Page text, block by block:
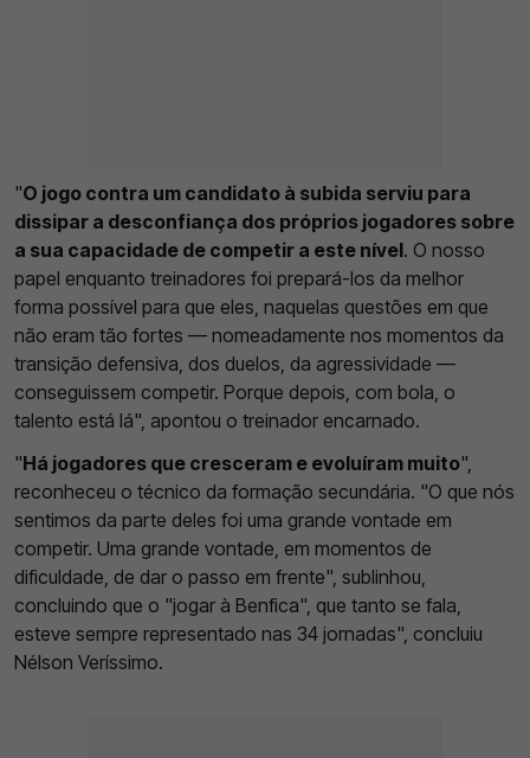
"O jogo contra um candidato à subida serviu para
dissipar a desconfiança dos próprios jogadores sobre
a sua capacidade de competir a este nível. O nosso
papel enquanto treinadores foi prepará-los da melhor
forma possível para que eles, naquelas questões em que
não eram tão fortes — nomeadamente nos momentos da
transição defensiva, dos duelos, da agressividade —
conseguissem competir. Porque depois, com bola, o
talento está lá", apontou o treinador encarnado.
"Há jogadores que cresceram e evoluíram muito",
reconheceu o técnico da formação secundária. "O que nós
sentimos da parte deles foi uma grande vontade em
competir. Uma grande vontade, em momentos de
dificuldade, de dar o passo em frente", sublinhou,
concluindo que o "jogar à Benfica", que tanto se fala,
esteve sempre representado nas 34 jornadas", concluiu
Nélson Veríssimo.